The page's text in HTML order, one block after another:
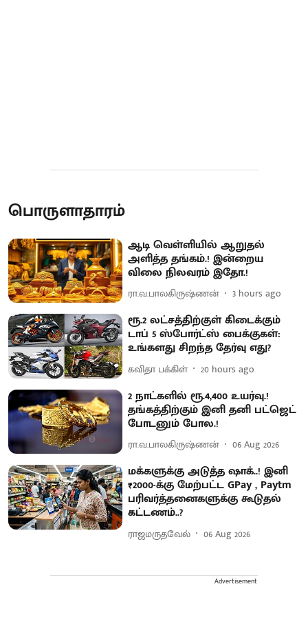
பொருளாதாரம்
ஆடி வெள்ளியில் ஆறுதல்
அளித்த தங்கம்.! இன்றைய
விலை நிலவரம் இதோ.!
ரா.வ.பாலகிருஷ்ணன் 3 hours ago
ரூ.2 லட்சத்திற்குள் கிடைக்கும்
டாப் 5 ஸ்போர்ட்ஸ் பைக்குகள்:
உங்களது சிறந்த தேர்வு எது?
கவிதா பக்கிள் 20 hours ago
2 நாட்களில் ரூ.4,400 உயர்வு.!
தங்கத்திற்கும் இனி தனி பட்ஜெட்
போடனும் போல.!
ரா.வ.பாலகிருஷ்ணன் 06 Aug 2026
மக்களுக்கு அடுத்த ஷாக்..! இனி
₹2000-க்கு மேற்பட்ட GPay , Paytm
பரிவர்த்தனைகளுக்கு கூடுதல்
கட்டணம்..?
ராஜமருதவேல் 06 Aug 2026
Advertisement